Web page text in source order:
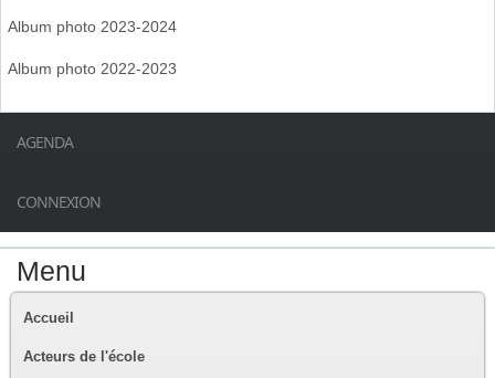
Album photo 2023-2024
Album photo 2022-2023
AGENDA
CONNEXION
Menu
Accueil
Acteurs de l'école